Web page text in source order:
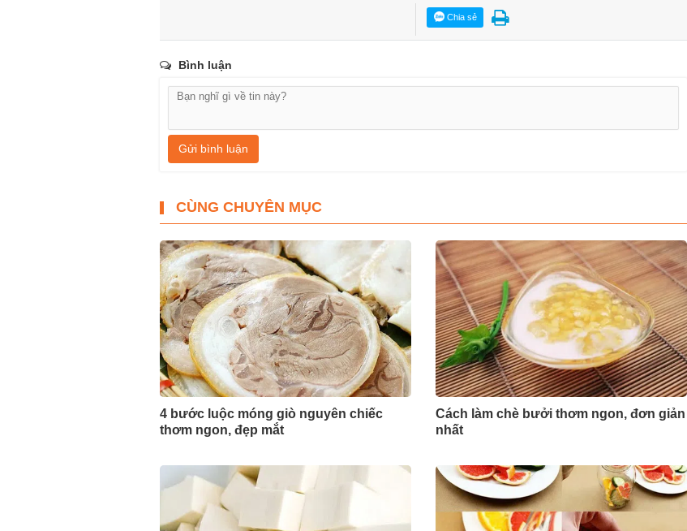
Chia sẻ
Bình luận
Gửi bình luận
CÙNG CHUYÊN MỤC
4 bước luộc móng giò nguyên chiếc
thơm ngon, đẹp mắt
Cách làm chè bưởi thơm ngon, đơn giản
nhất